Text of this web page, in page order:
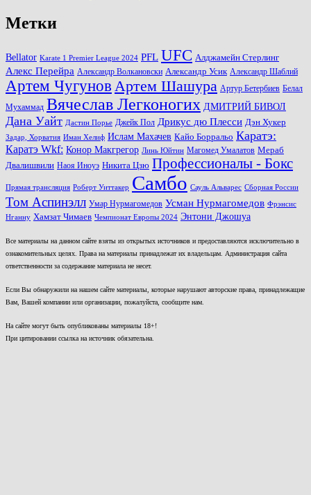
Метки
Bellator Karate 1 Premier League 2024 PFL UFC Алджамейн Стерлинг
Алекс Перейра Александр Волкановски Александр Усик Александр Шаблий
Артем Чугунов Артем Шашура Артур Бетербиев Белал
Мухаммад Вячеслав Легконогих ДМИТРИЙ БИВОЛ
Дана Уайт Дастин Порье Джейк Пол Дрикус дю Плесси Дэн Хукер
Задар, Хорватия Иман Хелиф Ислам Махачев Кайо Борральо Каратэ:
Каратэ Wkf: Конор Макгрегор Линь Юйтин Магомед Умалатов Мераб
Двалишвили Наоя Иноуэ Никита Цзю Профессионалы - Бокс
Прямая трансляция Роберт Уиттакер Самбо Сауль Альварес Сборная России
Том Аспинэлл Умар Нурмагомедов Усман Нурмагомедов Фрэнсис
Нганну Хамзат Чимаев Чемпионат Европы 2024 Энтони Джошуа
Все материалы на данном сайте взяты из открытых источников и предоставляются исключительно в
ознакомительных целях. Права на материалы принадлежат их владельцам. Администрация сайта
ответственности за содержание материала не несет.
Если Вы обнаружили на нашем сайте материалы, которые нарушают авторские права, принадлежащие
Вам, Вашей компании или организации, пожалуйста, сообщите нам.
На сайте могут быть опубликованы материалы 18+!
При цитировании ссылка на источник обязательна.